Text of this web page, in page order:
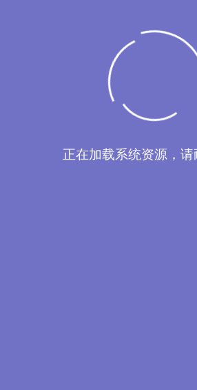
正在加载系统资源，